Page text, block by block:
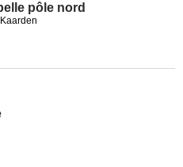
pôle nord